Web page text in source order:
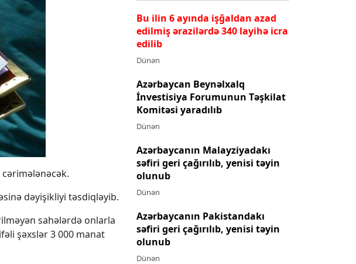
dəyişikliyi təsdiqləyib.
sahələrdə onlarla
şəxslər 3 000 manat
Bu ilin 6 ayında işğaldan azad
edilmiş ərazilərdə 340 layihə icra
edilib
Dünən
Azərbaycan Beynəlxalq
İnvestisiya Forumunun Təşkilat
Komitəsi yaradılıb
Dünən
Azərbaycanın Malayziyadakı
səfiri geri çağırılıb, yenisi təyin
olunub
Dünən
Azərbaycanın Pakistandakı
səfiri geri çağırılıb, yenisi təyin
olunub
Dünən